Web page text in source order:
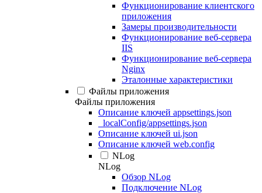
Функционирование клиентского
приложения
Замеры производительности
Функционирование веб-сервера
IIS
Функционирование веб-сервера
Nginx
Эталонные характеристики
Файлы приложения
Файлы приложения
Описание ключей appsettings.json
_localConfig/appsettings.json
Описание ключей ui.json
Описание ключей web.config
NLog
NLog
Обзор NLog
Подключение NLog